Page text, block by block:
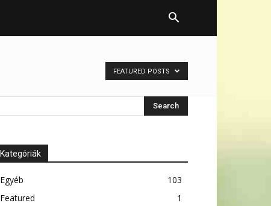
FEATURED POSTS
Kategóriák
Egyéb
103
Featured
1